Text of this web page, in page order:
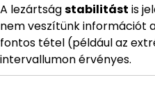
A lezártságstabilitást is
nem veszítünk információt
fontos tétel (például az
intervallumon érvényes.